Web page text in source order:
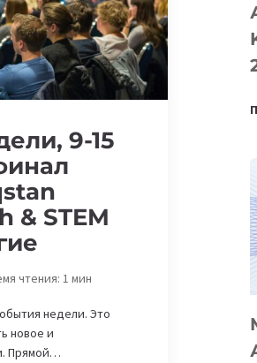
9-15
& STEM
чтения: 1мин
недели. Это
новое и
Прямой…